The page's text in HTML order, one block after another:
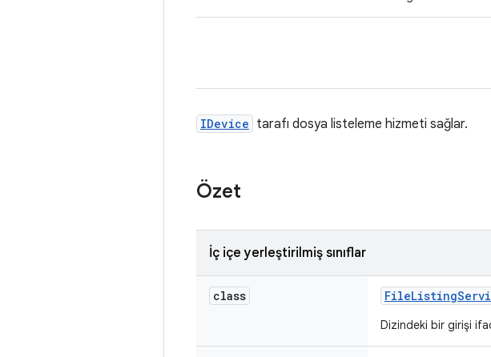
IDevice tarafı dosya listeleme hizmeti sağlar.
Özet
İç içe yerleştirilmiş sınıflar
class FileListing
Dizindeki bir girişi